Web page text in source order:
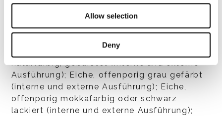
Allow selection
Deny
Glänzend lackiert in den Farben Weiß, Birke,
Steingrau oder Elefantengrau; Eiche,
Ausführung); Eiche, offenporig grau gefärbt
(interne und externe Ausführung); Eiche,
offenporig mokkafarbig oder schwarz
lackiert (interne und externe Ausführung);